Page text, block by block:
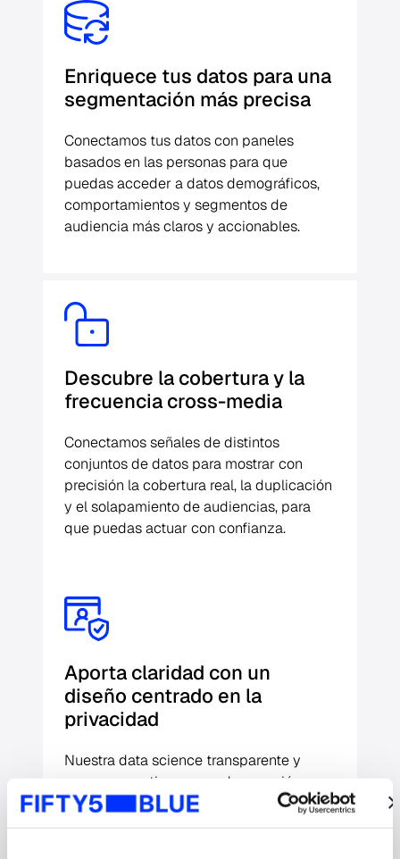
Enriquece tus datos para una
segmentación más precisa
Conectamos tus datos con paneles
basados en las personas para que
puedas acceder a datos demográficos,
comportamientos y segmentos de
audiencia más claros y accionables.
Descubre la cobertura y la
frecuencia cross-media
Conectamos señales de distintos
conjuntos de datos para mostrar con
precisión la cobertura real, la duplicación
y el solapamiento de audiencias, para
que puedas actuar con confianza.
Aporta claridad con un
diseño centrado en la
privacidad
Nuestra data science transparente y
segura garantiza que cada conexión sea
protegida, confiable y conforme a la
normativa de privacidad.